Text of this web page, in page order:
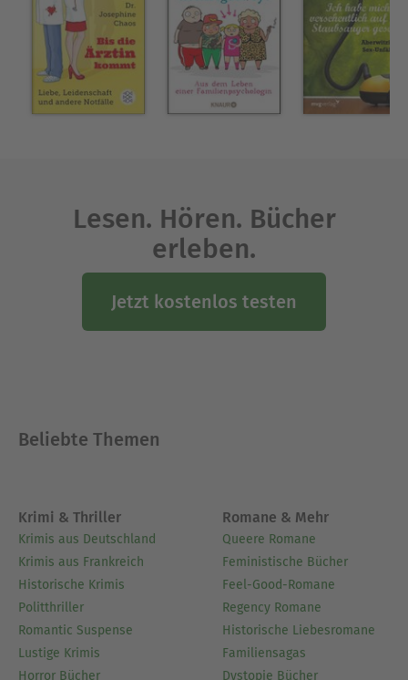
Lesen. Hören. Bücher
erleben.
Jetzt kostenlos testen
Beliebte Themen
Krimi & Thriller
Krimis aus Deutschland
Krimis aus Frankreich
Historische Krimis
Politthriller
Romantic Suspense
Lustige Krimis
Horror Bücher
Romane & Mehr
Queere Romane
Feministische Bücher
Feel-Good-Romane
Regency Romane
Historische Liebesromane
Familiensagas
Dystopie Bücher